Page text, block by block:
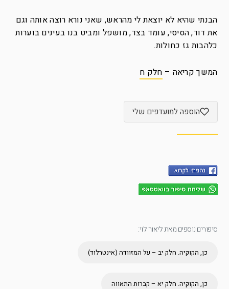
הבנתי שהיא לא יוצאת לי מהראש, שאני נורא רוצה אותה וגם
את דוד, הסיסי, עומד בצד, מושפל ומביט בנו בעינים בוערות
כלהבות גז כחולות.
המשך קריאה – חלק ח
הוספה למועדפים שלי
סיפורים נוספים מאת ליאור לוי:
כן, הקוקיה. חלק יב – על המזוודה (אינטרלוד)
כן, הקוקיה. חלק יא – קברות התאווה